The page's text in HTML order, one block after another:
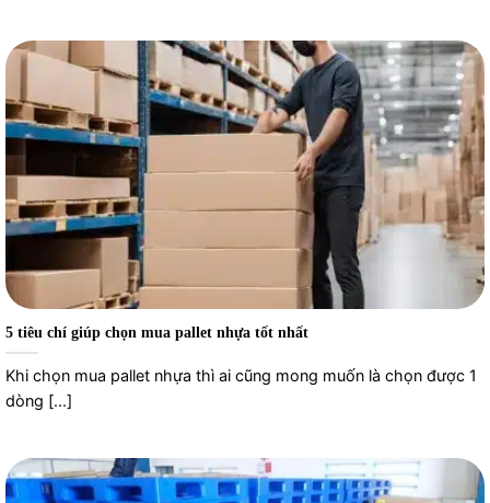
5 tiêu chí giúp chọn mua pallet nhựa tốt nhất
Khi chọn mua pallet nhựa thì ai cũng mong muốn là chọn được 1
dòng [...]